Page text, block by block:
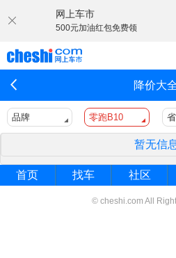
网上车市
500元加油红包免费领
降价大
品牌 零跑B10
暂无信
首页 找车 社区
© cheshi.com All